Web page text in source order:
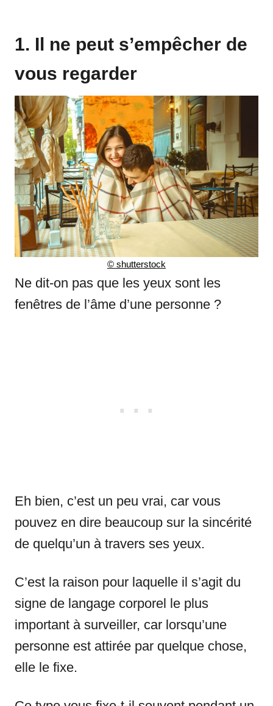
1. Il ne peut s’empêcher de
vous regarder
© shutterstock
Ne dit-on pas que les yeux sont les
fenêtres de l’âme d’une personne ?
Eh bien, c’est un peu vrai, car vous
pouvez en dire beaucoup sur la sincérité
de quelqu’un à travers ses yeux.
C’est la raison pour laquelle il s’agit du
signe de langage corporel le plus
important à surveiller, car lorsqu’une
personne est attirée par quelque chose,
elle le fixe.